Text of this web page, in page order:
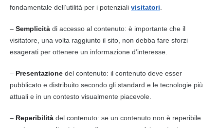
fondamentale dell’utilità per i potenziali visitatori
– Semplicità di accesso al contenuto: è importante che il
visitatore, una volta raggiunto il sito, non debba fare sforzi
esagerati per ottenere un informazione d’interesse.
– Presentazione del contenuto: il contenuto deve esser
pubblicato e distribuito secondo gli standard e le tecnologie più
attuali e in un contesto visualmente piacevole.
– Reperibilità del contenuto: se un contenuto non è reperibile